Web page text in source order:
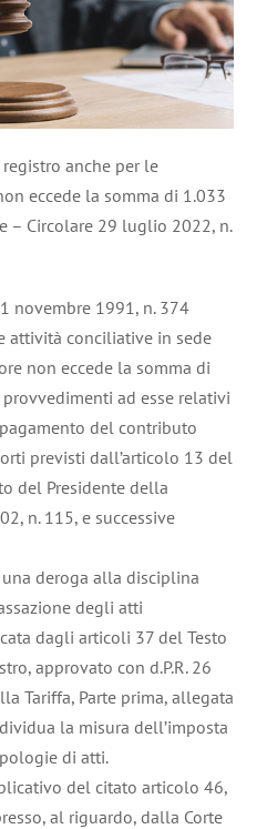
anche per le
eccede la somma di 1.033
– Circolare 29 luglio 2022, n.
novembre 1991, n. 374
attività conciliative in sede
non eccede la somma di
ad esse relativi
del contributo
previsti dall’articolo 13 del
del Presidente della
n. 115, e successive
deroga alla disciplina
degli atti
dagli articoli 37 del Testo
approvato con d.P.R. 26
Tariffa, Parte prima, allegata
la misura dell’imposta
di atti.
del citato articolo 46,
al riguardo, dalla Corte